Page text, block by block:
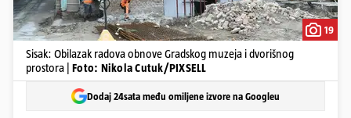
19
Sisak: Obilazak radova obnove Gradskog muzeja i dvorišnog
prostora | Foto: Nikola Cutuk/PIXSELL
Dodaj 24sata među omiljene izvore na Googleu